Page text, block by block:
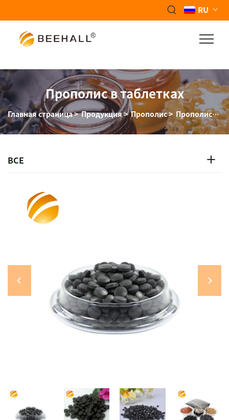
RU
Прополис в таблетках
Главная страница>Продукция>Прополис>Прополисные таблетки
ВСЕ